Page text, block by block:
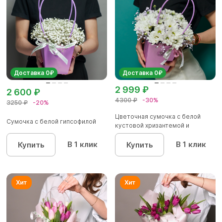
Доставка 0₽
3250 ₽ -20%
2 600 ₽
Сумочка с белой гипсофилой
Купить В 1 клик
Доставка 0₽
4300 ₽ -30%
2 999 ₽
Цветочная сумочка с белой
кустовой хризантемой и
гипсоф...
Купить В 1 клик